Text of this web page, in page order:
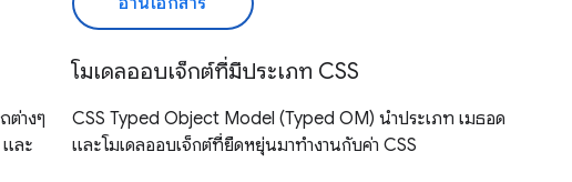
ต่างๆ
ละ
โมเดลออบเจ็กต์ที่มีประเภท CSS
CSS Typed Object Model (Typed OM) นำประเภท เมธอด
และโมเดลออบเจ็กต์ที่ยืดหยุ่นมาทำงานกับค่า CSS